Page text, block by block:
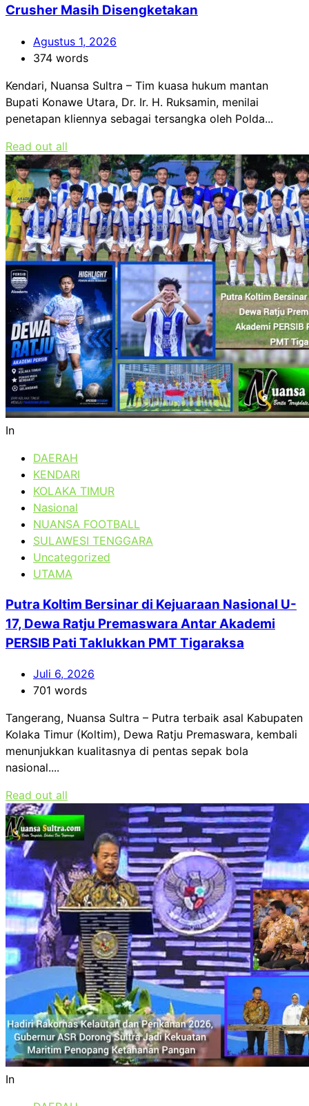
Crusher Masih Disengketakan
Agustus 1, 2026
374 words
Kendari, Nuansa Sultra – Tim kuasa hukum mantan
Bupati Konawe Utara, Dr. Ir. H. Ruksamin, menilai
penetapan kliennya sebagai tersangka oleh Polda...
Read out all
In
DAERAH
KENDARI
KOLAKA TIMUR
Nasional
NUANSA FOOTBALL
SULAWESI TENGGARA
Uncategorized
UTAMA
Putra Koltim Bersinar di Kejuaraan Nasional U-
17, Dewa Ratju Premaswara Antar Akademi
PERSIB Pati Taklukkan PMT Tigaraksa
Juli 6, 2026
701 words
Tangerang, Nuansa Sultra – Putra terbaik asal Kabupaten
Kolaka Timur (Koltim), Dewa Ratju Premaswara, kembali
menunjukkan kualitasnya di pentas sepak bola
nasional....
Read out all
In